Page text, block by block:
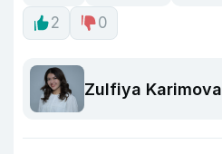
2
0
Zulfiya Karimova